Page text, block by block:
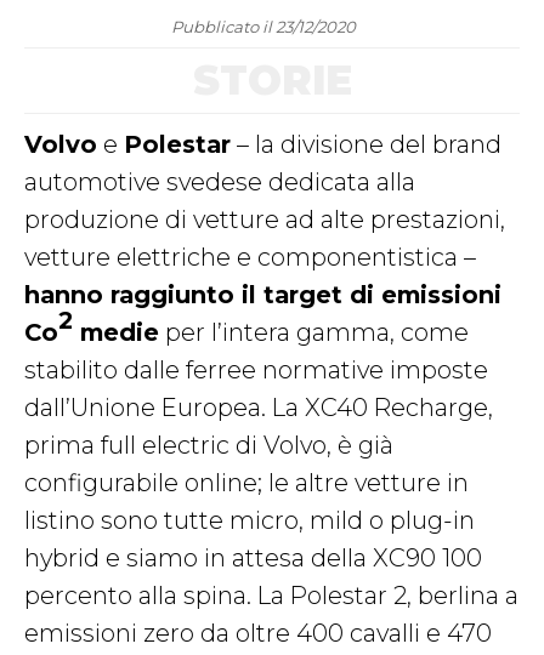
Pubblicato il 23/12/2020
Volvo e Polestar – la divisione del brand
automotive svedese dedicata alla
produzione di vetture ad alte prestazioni,
vetture elettriche e componentistica –
hanno raggiunto il target di emissioni
Co2 medie per l’intera gamma, come
stabilito dalle ferree normative imposte
dall’Unione Europea. La XC40 Recharge,
prima full electric di Volvo, è già
configurabile online; le altre vetture in
listino sono tutte micro, mild o plug-in
hybrid e siamo in attesa della XC90 100
percento alla spina. La Polestar 2, berlina a
emissioni zero da oltre 400 cavalli e 470